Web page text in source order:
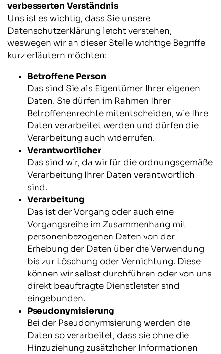
verbesserten Verständnis
Uns ist es wichtig, dass Sie unsere
Datenschutzerklärung leicht verstehen,
weswegen wir an dieser Stelle wichtige Begriffe
kurz erläutern möchten:
Betroffene Person
Das sind Sie als Eigentümer Ihrer eigenen
Daten. Sie dürfen im Rahmen Ihrer
Betroffenenrechte mitentscheiden, wie Ihre
Daten verarbeitet werden und dürfen die
Verarbeitung auch widerrufen.
Verantwortlicher
Das sind wir, da wir für die ordnungsgemäße
Verarbeitung Ihrer Daten verantwortlich
sind.
Verarbeitung
Das ist der Vorgang oder auch eine
Vorgangsreihe im Zusammenhang mit
personenbezogenen Daten von der
Erhebung der Daten über die Verwendung
bis zur Löschung oder Vernichtung. Diese
können wir selbst durchführen oder von uns
direkt beauftragte Dienstleister sind
eingebunden.
Pseudonymisierung
Bei der Pseudonymisierung werden die
Daten so verarbeitet, dass sie ohne die
Hinzuziehung zusätzlicher Informationen